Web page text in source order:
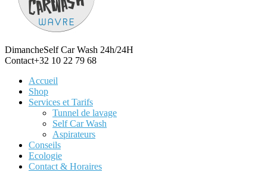
DimancheSelf Car Wash 24h/24H
Contact+32 10 22 79 68
Accueil
Shop
Services et Tarifs
Tunnel de lavage
Self Car Wash
Aspirateurs
Conseils
Ecologie
Contact & Horaires